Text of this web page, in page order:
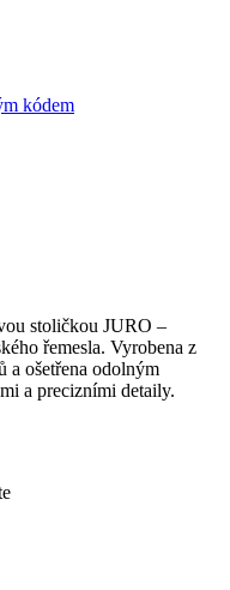
kódem
stoličkou JURO –
řemesla. Vyrobena z
a ošetřena odolným
a precizními detaily.